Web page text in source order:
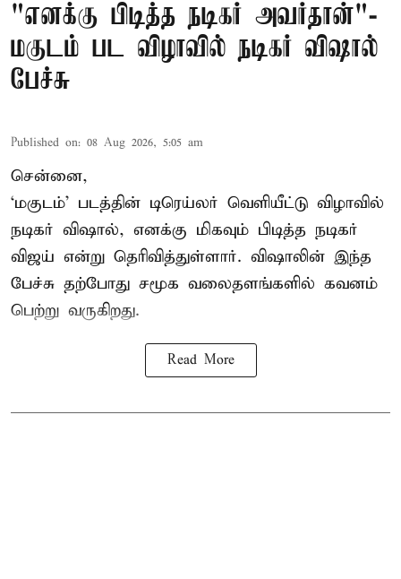
"எனக்கு பிடித்த நடிகர் அவர்தான்"-
மகுடம் பட விழாவில் நடிகர் விஷால்
பேச்சு
Published on: 08 Aug 2026, 5:05 am
சென்னை,
‘மகுடம்’ படத்தின் டிரெய்லர் வெளியீட்டு விழாவில்
நடிகர் விஷால், எனக்கு மிகவும் பிடித்த நடிகர்
விஜய் என்று தெரிவித்துள்ளார். விஷாலின் இந்த
பேச்சு தற்போது சமூக வலைதளங்களில் கவனம்
பெற்று வருகிறது.
Read More